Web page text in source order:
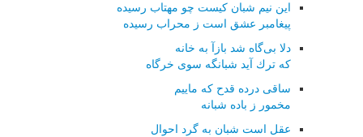
این نیم شبان كیست چو مهتاب رسیده
پیغامبر عشق است ز محراب رسیده
دلا بی‌گاه شد بازآ به خانه
كه ترك آید شبانگه سوی خرگاه
ساقی درده قدح كه ماییم
مخمور ز باده شبانه
عقل است شبان به گرد احوال